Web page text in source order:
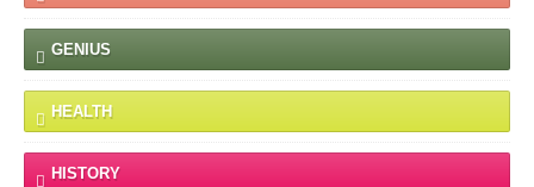
GENIUS
HEALTH
HISTORY